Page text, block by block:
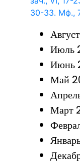
30-33. Мф.,
Июль
Июнь
Май
Март